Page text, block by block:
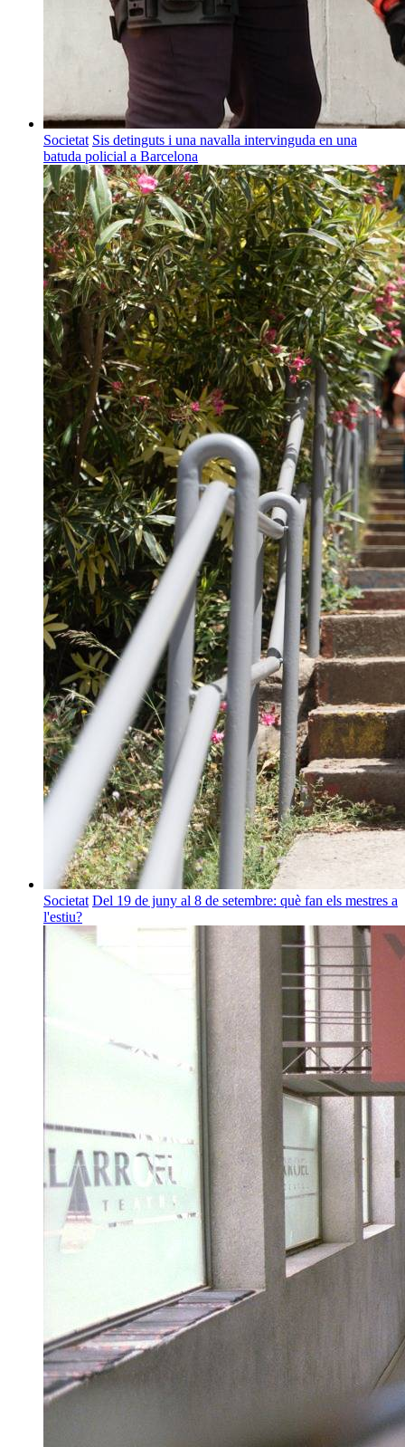
Societat Sis detinguts i una navalla intervinguda en una
batuda policial a Barcelona
Societat Del 19 de juny al 8 de setembre: què fan els mestres a
l'estiu?